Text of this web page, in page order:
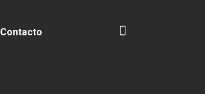
Contacto